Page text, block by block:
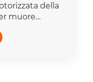
della
muore
16-
300T